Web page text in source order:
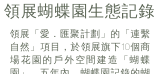
領展蝴蝶園生態記錄
領展「愛．匯聚計劃」的「連繫
自然」項目，於領展旗下10個商
場花園的戶外空間建造「蝴蝶